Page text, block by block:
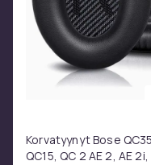
Korvatyynyt Bose
QC15, QC 2 AE 2, AE